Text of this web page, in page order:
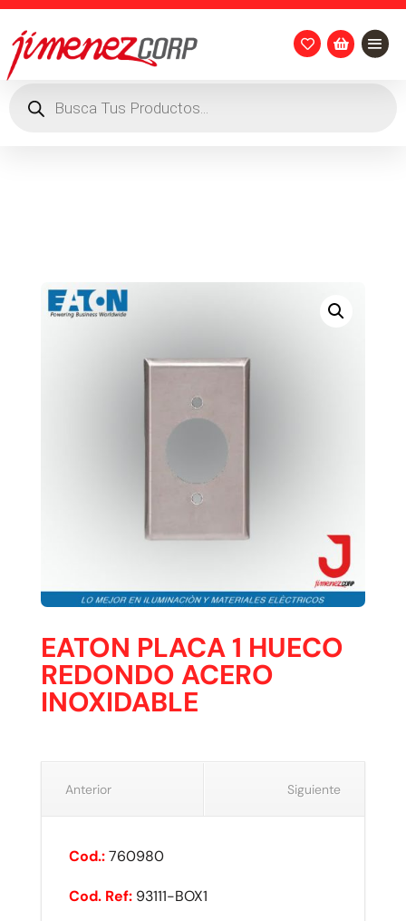
 
productos
EATON PLACA 1 HUECO
REDONDO ACERO
INOXIDABLE
Siguiente
Anterior
Cod.:760980
Cod. Ref: 93111-BOX1